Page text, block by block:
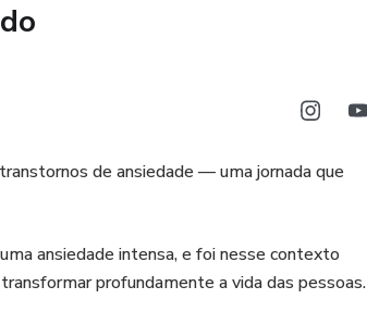
de ansiedade — uma jornada que
ansiedade intensa, e foi nesse contexto
profundamente a vida das pessoas.